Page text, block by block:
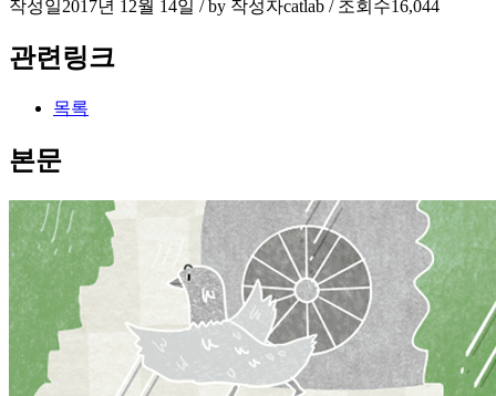
작성일2017년 12월 14일 / by 작성자catlab / 조회수16,044
관련링크
목록
본문